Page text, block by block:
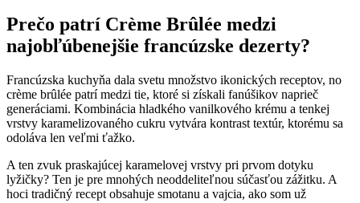
Prečo patrí Crème Brûlée medzi
najobľúbenejšie francúzske dezerty?
Francúzska kuchyňa dala svetu množstvo ikonických receptov, no
crème brûlée patrí medzi tie, ktoré si získali fanúšikov naprieč
generáciami. Kombinácia hladkého vanilkového krému a tenkej
vrstvy karamelizovaného cukru vytvára kontrast textúr, ktorému sa
odoláva len veľmi ťažko.
A ten zvuk praskajúcej karamelovej vrstvy pri prvom dotyku
lyžičky? Ten je pre mnohých neoddeliteľnou súčasťou zážitku. A
hoci tradičný recept obsahuje smotanu a vajcia, ako som už